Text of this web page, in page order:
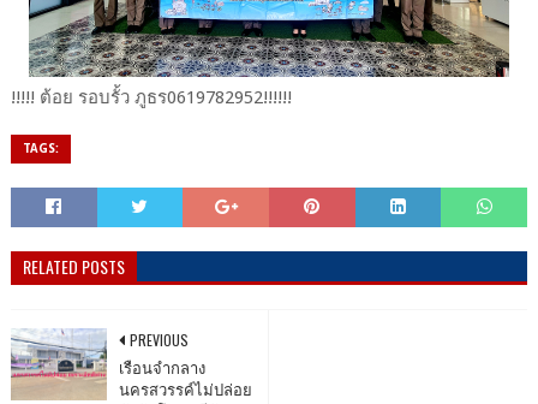
!!!!! ต้อย​ รอบ​รั้ว​ ภูธร​0619782952!!!!!!
TAGS:
RELATED POSTS
PREVIOUS
เรือนจำกลาง
นครสวรรค์ไม่ปล่อย